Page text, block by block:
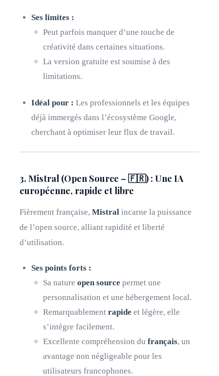
Ses limites :
Peut parfois manquer d’une touche de
créativité dans certaines situations.
La version gratuite est soumise à des
limitations.
Idéal pour : Les professionnels et les équipes
déjà immergés dans l’écosystème Google,
cherchant à optimiser leur flux de travail.
3. Mistral (Open Source – 🇫🇷) : Une IA
européenne, rapide et libre
Fièrement française, Mistral incarne la puissance
de l’open source, alliant rapidité et liberté
d’utilisation.
Ses points forts :
Sa nature open source permet une
personnalisation et une hébergement local.
Remarquablement rapide et légère, elle
s’intègre facilement.
Excellente compréhension du français, un
avantage non négligeable pour les
utilisateurs francophones.